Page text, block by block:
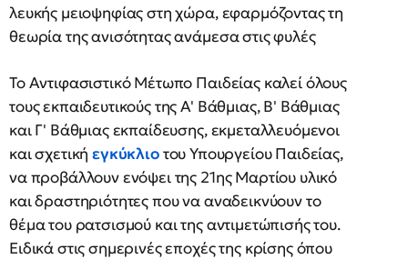
λευκής μειοψηφίας στη χώρα, εφαρμόζοντας τη
θεωρία της ανισότητας ανάμεσα στις φυλές
Το Αντιφασιστικό Μέτωπο Παιδείας καλεί όλους
τους εκπαιδευτικούς της Α' Βάθμιας, Β' Βάθμιας
και Γ' Βάθμιας εκπαίδευσης, εκμεταλλευόμενοι
και σχετικήεγκύκλιοτου Υπουργείου Παιδείας,
να προβάλλουν ενόψει της 21ης Μαρτίου υλικό
και δραστηριότητες που να αναδεικνύουν το
θέμα του ρατσισμού και της αντιμετώπισής του.
Ειδικά στις σημερινές εποχές της κρίσης όπου